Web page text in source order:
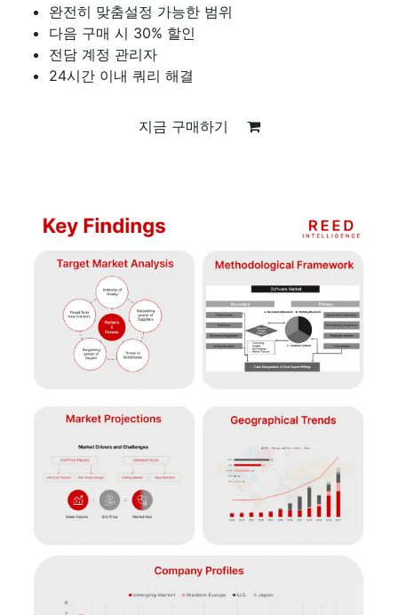
완전히 맞춤설정 가능한 범위
다음 구매 시 30% 할인
전담 계정 관리자
24시간 이내 쿼리 해결
지금 구매하기